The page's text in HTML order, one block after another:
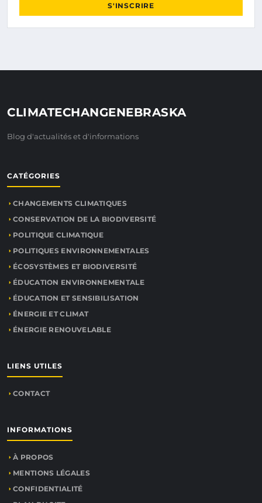
S'INSCRIRE
CLIMATECHANGENEBRASKA
Blog d'actualités et d'informations
CATÉGORIES
CHANGEMENTS CLIMATIQUES
CONSERVATION DE LA BIODIVERSITÉ
POLITIQUE CLIMATIQUE
POLITIQUES ENVIRONNEMENTALES
ÉCOSYSTÈMES ET BIODIVERSITÉ
ÉDUCATION ENVIRONNEMENTALE
ÉDUCATION ET SENSIBILISATION
ÉNERGIE ET CLIMAT
ÉNERGIE RENOUVELABLE
LIENS UTILES
CONTACT
INFORMATIONS
À PROPOS
MENTIONS LÉGALES
CONFIDENTIALITÉ